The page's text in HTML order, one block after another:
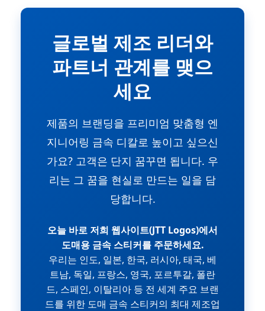
글로벌 제조 리더와
파트너 관계를 맺으
세요
제품의 브랜딩을 프리미엄 맞춤형 엔
지니어링 금속 디칼로 높이고 싶으신
가요? 고객은 단지 꿈꾸면 됩니다. 우
리는 그 꿈을 현실로 만드는 일을 담
당합니다.
오늘 바로 저희 웹사이트(JTT Logos)에서
도매용 금속 스티커를 주문하세요.
우리는 인도, 일본, 한국, 러시아, 태국, 베
트남, 독일, 프랑스, 영국, 포르투갈, 폴란
드, 스페인, 이탈리아 등 전 세계 주요 브랜
드를 위한 도매 금속 스티커의 최대 제조업